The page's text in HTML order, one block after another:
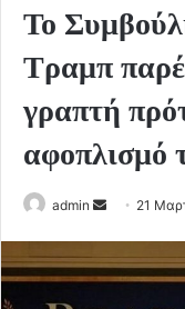
Το
Τραμπ
γραπτή
αφοπλισμό
admin
Send
email
21